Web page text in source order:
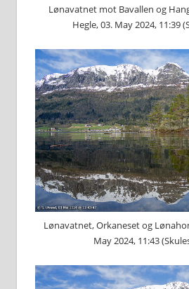
Lønavatnet mot Bavallen og
Hegle, 03. May 2024, 11:39
Lønavatnet, Orkaneset og
May 2024, 11:43